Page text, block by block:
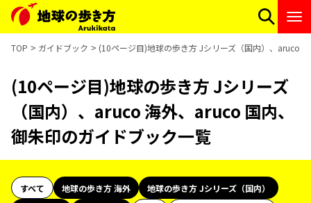
TOP ガイドブック (10ページ目)地球の歩き方 Jシリーズ（国内）、aruco
(10ページ目)地球の歩き方 Jシリーズ
（国内）、aruco 海外、aruco 国内、
御朱印のガイドブック一覧
すべて 地球の歩き方 海外
地球の歩き方 Jシリーズ（国内）